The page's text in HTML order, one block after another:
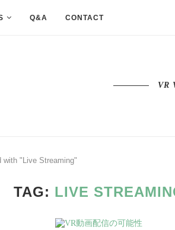
Q&A CONTACT
VR
with "Live Streaming"
TAG: LIVE